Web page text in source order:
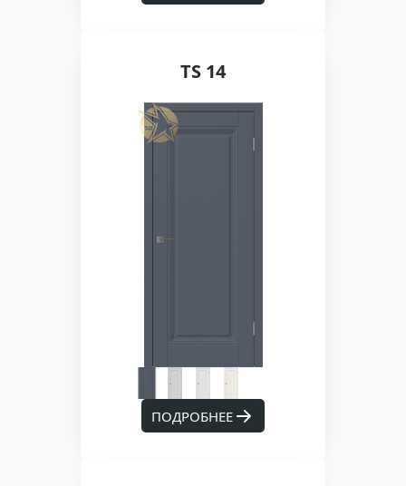
TS 14
ПОДРОБНЕЕ